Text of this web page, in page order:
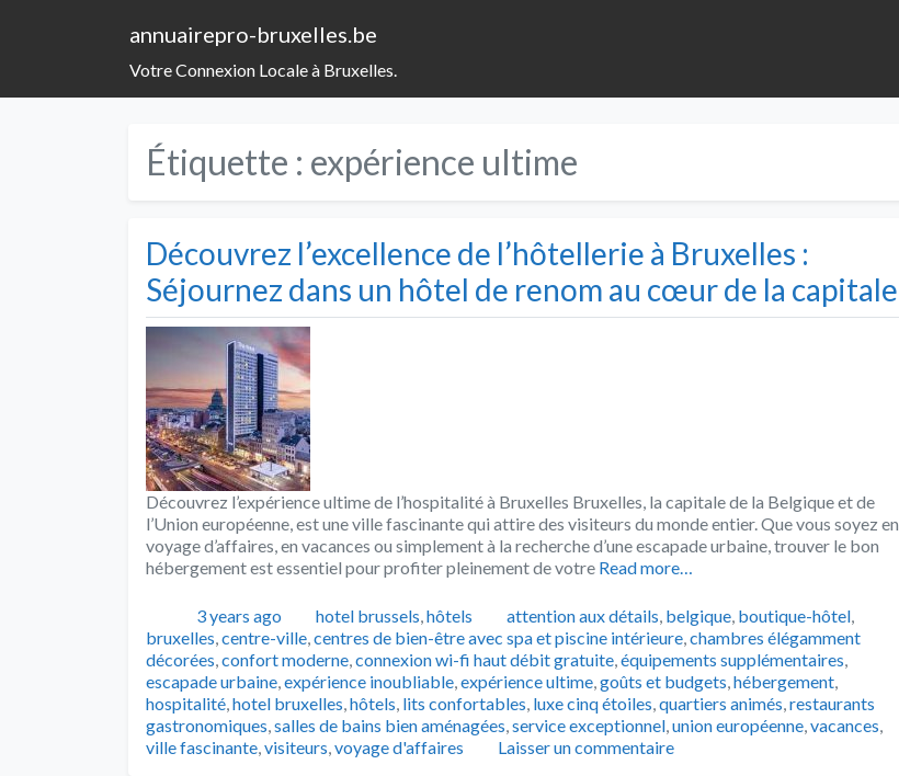
annuairepro-bruxelles.be
Votre Connexion Locale à Bruxelles.
Étiquette : expérience ultime
Découvrez l’excellence de l’hôtellerie à Bruxelles :
Séjournez dans un hôtel de renom au cœur de la capitale
Découvrez l’expérience ultime de l’hospitalité à Bruxelles Bruxelles, la capitale de la Belgique et de
l’Union européenne, est une ville fascinante qui attire des visiteurs du monde entier. Que vous soyez en
voyage d’affaires, en vacances ou simplement à la recherche d’une escapade urbaine, trouver le bon
hébergement est essentiel pour profiter pleinement de votre Read more…
Publié3 years ago Catégories
hotel brussels,hôtels Tags
attention aux détails, belgique, boutique-hôtel,
bruxelles,centre-ville,centres de bien-être avec spa et piscine intérieure,chambres élégamment
décorées,confort moderne,connexion wi-fi haut débit gratuite,équipements supplémentaires,
escapade urbaine,expérience inoubliable,expérience ultime,goûts et budgets,hébergement,
hospitalité,hotel bruxelles,hôtels, lits confortables, luxe cinq étoiles,quartiers animés,restaurants
gastronomiques,salles de bains bien aménagées,service exceptionnel,union européenne,vacances,
ville fascinante,visiteurs,voyage d'affaires Laisser un commentaire